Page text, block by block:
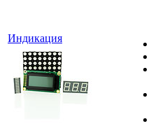
Индикация